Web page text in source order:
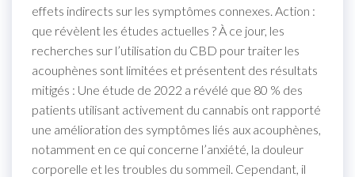
effets indirects sur les symptômes connexes. Action :
que révèlent les études actuelles ? À ce jour, les
recherches sur l’utilisation du CBD pour traiter les
acouphènes sont limitées et présentent des résultats
mitigés : Une étude de 2022 a révélé que 80 % des
patients utilisant activement du cannabis ont rapporté
une amélioration des symptômes liés aux acouphènes,
notamment en ce qui concerne l’anxiété, la douleur
corporelle et les troubles du sommeil. Cependant, il